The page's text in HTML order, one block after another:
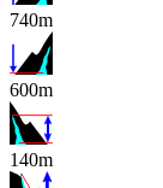
740m
600m
140m
x